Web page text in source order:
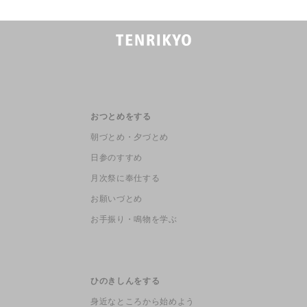
おつとめをする
朝づとめ・夕づとめ
日参のすすめ
月次祭に奉仕する
お願いづとめ
お手振り・鳴物を学ぶ
ひのきしんをする
身近なところから始めよう